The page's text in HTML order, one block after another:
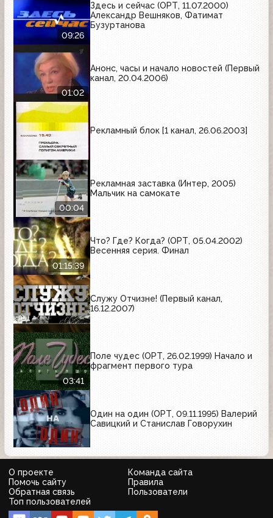
09:26
Здесь и сейчас (ОРТ, 11.07.2000)
Александр Вешняков, Фатимат
Бузуртанова
01:02
Анонс, часы и начало новостей (Первый
канал, 20.04.2006)
Рекламный блок [1 канал, 26.06.2003]
00:04
Рекламная заставка (Интер, 2005)
Мальчик на самокате
01:15:39
Что? Где? Когда? (ОРТ, 05.04.2002)
Весенняя серия. Финал
Служу Отчизне! (Первый канал,
16.12.2007)
03:41
Поле чудес (ОРТ, 26.02.1999) Начало и
фрагмент первого тура
Один на один (ОРТ, 09.11.1995) Валерий
Савицкий и Станислав Говорухин
О проекте
Команда сайта
Помочь сайту
Правила
Обратная связь
Пользователи
Топ пользователей